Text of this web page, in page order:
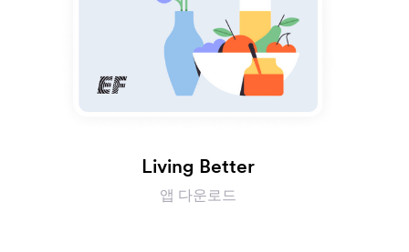
Living Better
앱 다운로드